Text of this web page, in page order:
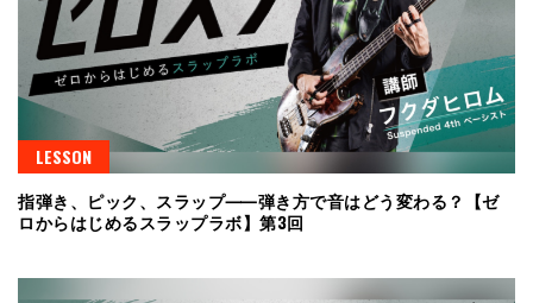
LESSON
指弾き、ピック、スラップ⸺弾き方で音はどう変わる？【ゼ
ロからはじめるスラップラボ】第3回